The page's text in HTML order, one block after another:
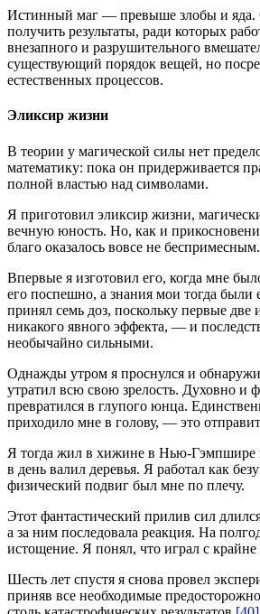
Истинный маг — превыше злобы и яда.
получить результаты, ради которых
внезапного и разрушительного
существующий порядок вещей, но
естественных процессов.
Эликсир жизни
В теории у магической силы нет
математику: пока он придерживается
полной властью над символами.
Я приготовил эликсир жизни,
вечную юность. Но, как и
благо оказалось вовсе не беспримесным.
Впервые я изготовил его, когда мне
его поспешно, а знания мои тогда
принял семь доз, поскольку первые две
никакого явного эффекта, — и
необычайно сильными.
Однажды утром я проснулся и
утратил всю свою зрелость. Духовно и
превратился в глупого юнца.
приходило мне в голову, — это
Я тогда жил в хижине в Нью-Гэмпшире
в день валил деревья. Я работал как
физический подвиг был мне по плечу.
Этот фантастический прилив сил
а за ним последовала реакция. На
истощение. Я понял, что играл с
Шесть лет спустя я снова провел
приняв все необходимые